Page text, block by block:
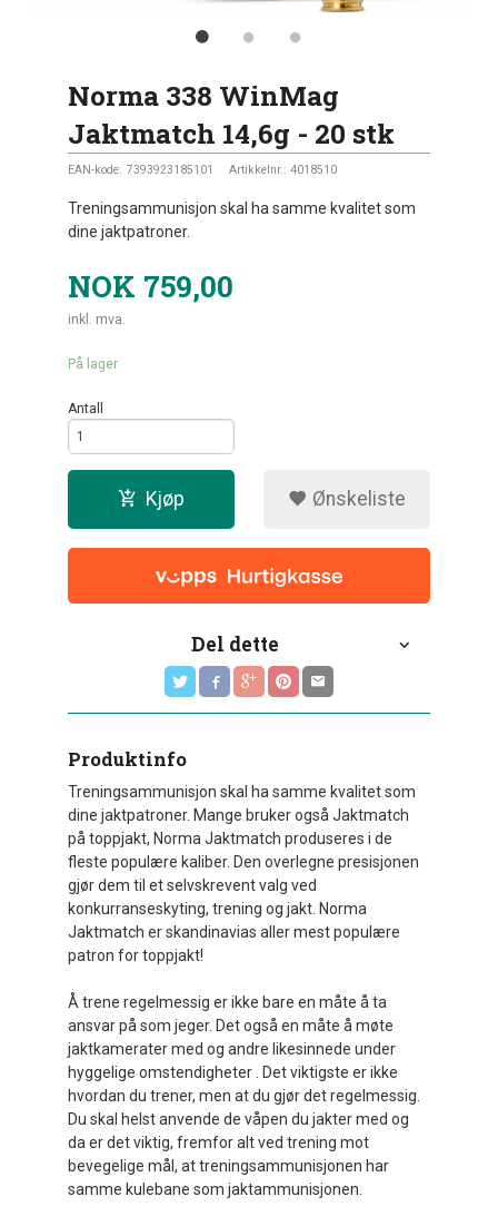
Norma 338 WinMag
Jaktmatch 14,6g - 20 stk
EAN-kode: 7393923185101 Artikkelnr.: 4018510
Treningsammunisjon skal ha samme kvalitet som
dine jaktpatroner.
NOK 759,00
inkl. mva.
På lager
Antall
Kjøp Ønskeliste
Del dette
Produktinfo
Treningsammunisjon skal ha samme kvalitet som
dine jaktpatroner. Mange bruker også Jaktmatch
på toppjakt, Norma Jaktmatch produseres i de
fleste populære kaliber. Den overlegne presisjonen
gjør dem til et selvskrevent valg ved
konkurranseskyting, trening og jakt. Norma
Jaktmatch er skandinavias aller mest populære
patron for toppjakt!
Å trene regelmessig er ikke bare en måte å ta
ansvar på som jeger. Det også en måte å møte
jaktkamerater med og andre likesinnede under
hyggelige omstendigheter . Det viktigste er ikke
hvordan du trener, men at du gjør det regelmessig.
Du skal helst anvende de våpen du jakter med og
da er det viktig, fremfor alt ved trening mot
bevegelige mål, at trenings­ammunisjonen har
samme kulebane som jaktammunisjonen.